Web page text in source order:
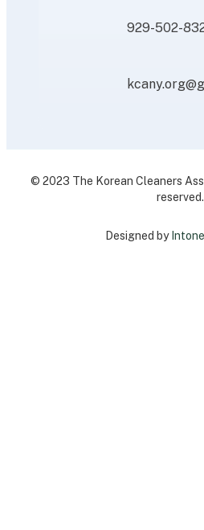
929-502-
© 2023 The Korean Cleaners
reserved.
Designed by